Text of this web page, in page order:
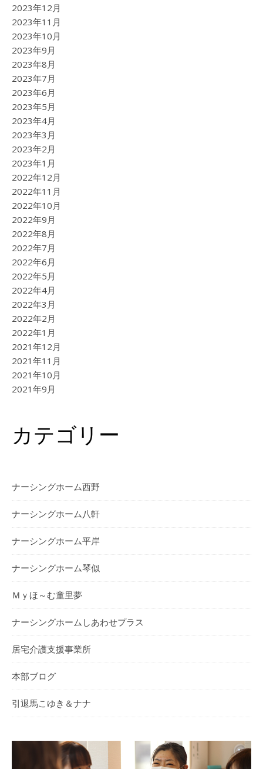
2023年12月
2023年11月
2023年10月
2023年9月
2023年8月
2023年7月
2023年6月
2023年5月
2023年4月
2023年3月
2023年2月
2023年1月
2022年12月
2022年11月
2022年10月
2022年9月
2022年8月
2022年7月
2022年6月
2022年5月
2022年4月
2022年3月
2022年2月
2022年1月
2021年12月
2021年11月
2021年10月
2021年9月
カテゴリー
ナーシングホーム西野
ナーシングホーム⼋軒
ナーシングホーム平岸
ナーシングホーム琴似
Ｍｙほ～む童里夢
ナーシングホームしあわせプラス
居宅介護支援事業所
本部ブログ
引退馬こゆき＆ナナ